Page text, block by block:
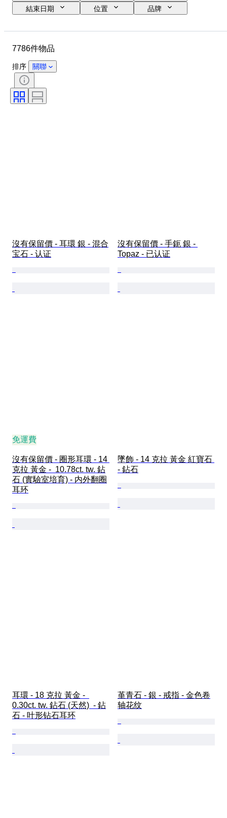
結束日期
位置
品牌
證明
切割
確切的顏色
鑽石類型
珍珠光澤
7786件物品
排序 關聯
沒有保留價 - 耳環 銀 - 混合
宝石 - 认证
沒有保留價 - 手鈪 銀 -
Topaz - 已认证
免運費
沒有保留價 - 圈形耳環 - 14
克拉 黃金 -  10.78ct. tw. 鉆
石 (實驗室培育) - 内外翻圈
耳环
墜飾 - 14 克拉 黃金 紅寶石
- 鉆石
耳環 - 18 克拉 黃金 -
0.30ct. tw. 鉆石 (天然)  - 鉆
石 - 叶形钻石耳环
堇青石 - 銀 - 戒指 - 金色卷
轴花纹